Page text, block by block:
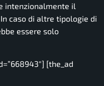
intenzionalmente il
caso di altre tipologie di
essere solo
[the_ad